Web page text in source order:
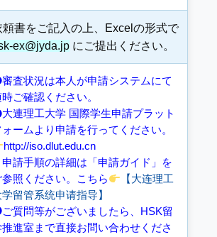
頼書をご記入の上、Excelの形式で
ex@jyda.jp にご提出ください。
査状況は本人が申請システムにて
時ご確認ください。
連理工大学 国際学生申請プラット
ォームより申請を行ってください。
http://iso.dlut.edu.cn
請手順の詳細は「申請ガイド」を
参照ください。こちら
【大连理工
学留管系统申请指导】
質問等がございましたら、HSK留
推進室まで直接お問い合わせくださ